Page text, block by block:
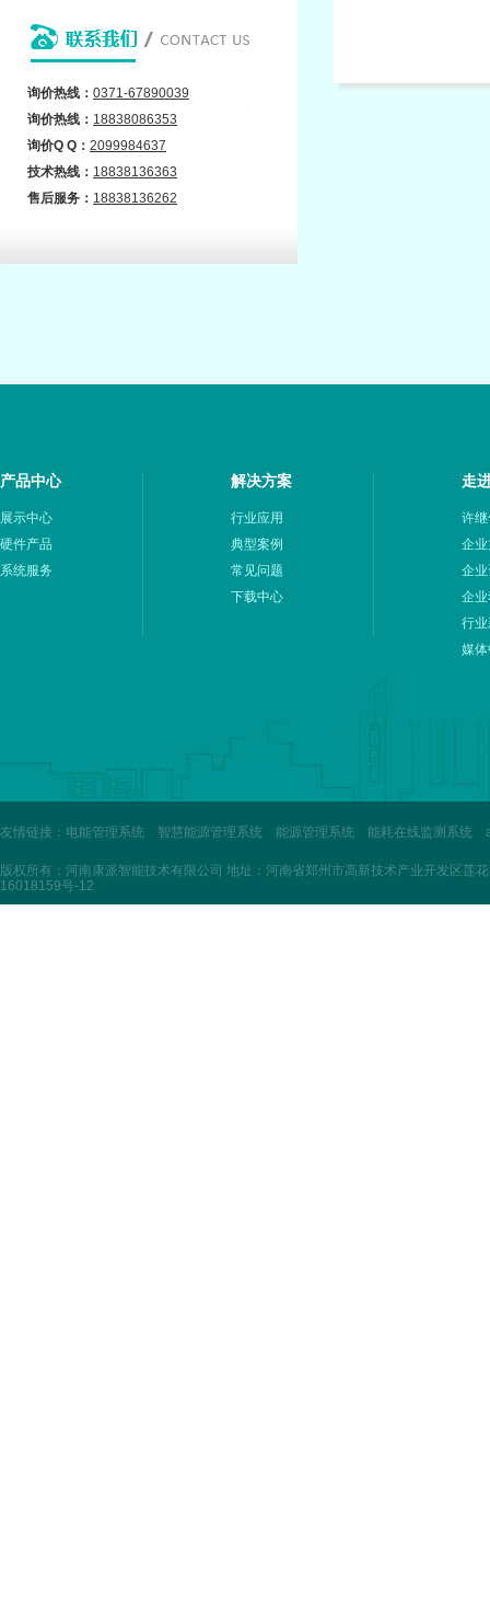
询价热线： 0371-67890039
询价热线： 18838086353
询价Q Q： 2099984637
技术热线： 18838136363
售后服务： 18838136262
产品中心
展示中心
硬件产品
系统服务
解决方案
行业应用
典型案例
常见问题
下载中心
走
许
企
企
企
行
媒
友情链接： 电能管理系统 智慧能源管理系统 能源管理系统 能耗在线监测系统
版权所有：河南康派智能技术有限公司 地址：河南省郑州市高新技术产业开发区莲
16018159号-12